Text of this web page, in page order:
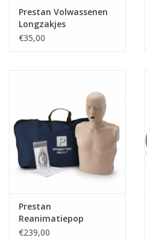
Prestan Volwassenen
Longzakjes
€35,00
Prestan
Reanimatiepop
Volwassene
€239,00